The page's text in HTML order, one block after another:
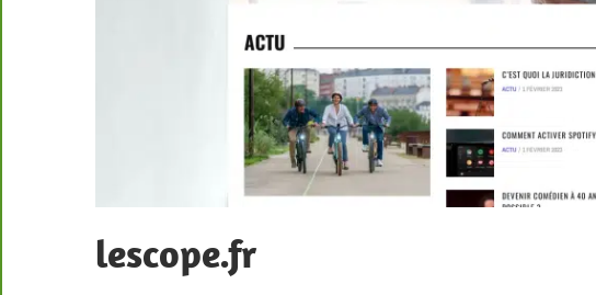
lescope.fr